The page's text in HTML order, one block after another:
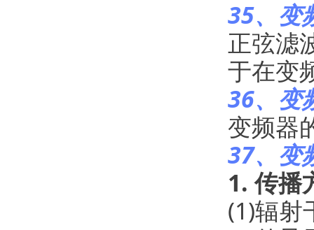
35、变
正弦滤
于在变
36、变
变频器
37、变
1. 传播
(1)辐射